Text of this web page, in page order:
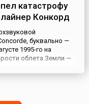
катастрофу
Конкорд
буквально —
1995-го на
облета Земли —
регулярные
С начала
более